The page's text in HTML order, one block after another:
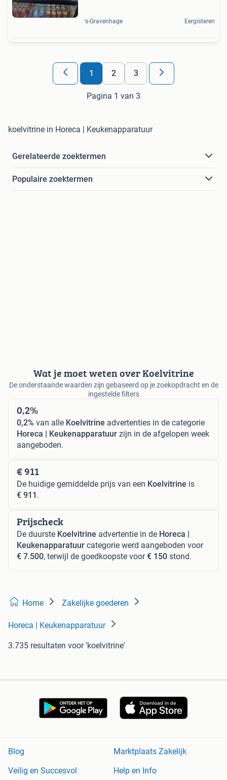
's-Gravenhage Eergisteren
1 2 3
Pagina 1 van 3
koelvitrine in Horeca | Keukenapparatuur
Gerelateerde zoektermen
Populaire zoektermen
Wat je moet weten over Koelvitrine
De onderstaande waarden zijn gebaseerd op je zoekopdracht en de
ingestelde filters
0,2%
0,2% van alle Koelvitrine advertenties in de categorie
Horeca | Keukenapparatuur zijn in de afgelopen week
aangeboden.
€ 911
De huidige gemiddelde prijs van een Koelvitrine is
€ 911 .
Prijscheck
De duurste Koelvitrine advertentie in de Horeca |
Keukenapparatuur categorie werd aangeboden voor
€ 7.500, terwijl de goedkoopste voor€ 150 stond.
Home Zakelijke goederen
Horeca | Keukenapparatuur
3.735 resultaten voor 'koelvitrine'
Blog
Marktplaats Zakelijk
Veilig en Succesvol
Help en Info